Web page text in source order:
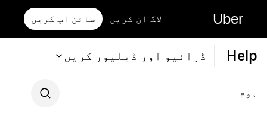
Uber لاگ ان کریں سائن اپ کریں
Help ڈرائیو اور ڈیلیور کریں
ہوم